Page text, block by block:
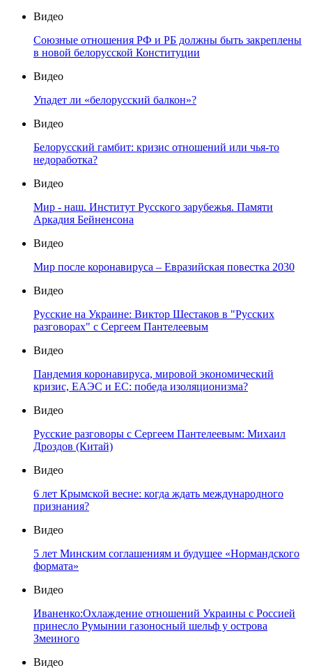
Видео
Союзные отношения РФ и РБ должны быть закреплены
в новой белорусской Конституции
Видео
Упадет ли «белорусский балкон»?
Видео
Белорусский гамбит: кризис отношений или чья-то
недоработка?
Видео
Мир - наш. Институт Русского зарубежья. Памяти
Аркадия Бейненсона
Видео
Мир после коронавируса – Евразийская повестка 2030
Видео
Русские на Украине: Виктор Шестаков в "Русских
разговорах" с Сергеем Пантелеевым
Видео
Пандемия коронавируса, мировой экономический
кризис, ЕАЭС и ЕС: победа изоляционизма?
Видео
Русские разговоры с Сергеем Пантелеевым: Михаил
Дроздов (Китай)
Видео
6 лет Крымской весне: когда ждать международного
признания?
Видео
5 лет Минским соглашениям и будущее «Нормандского
формата»
Видео
Иваненко:Охлаждение отношений Украины с Россией
принесло Румынии газоносный шельф у острова
Змеиного
Видео